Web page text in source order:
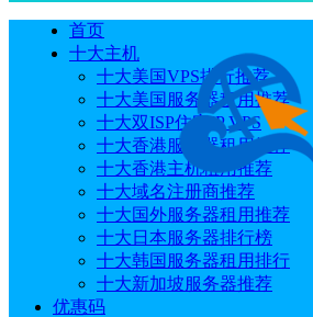
首页
十大主机
十大美国VPS排行推荐
十大美国服务器租用推荐
十大双ISP住宅IP VPS
十大香港服务器租用推荐
十大香港主机租用推荐
十大域名注册商推荐
十大国外服务器租用推荐
十大日本服务器排行榜
十大韩国服务器租用排行
十大新加坡服务器推荐
优惠码
当前位置：首页 评测 Megalayer新加